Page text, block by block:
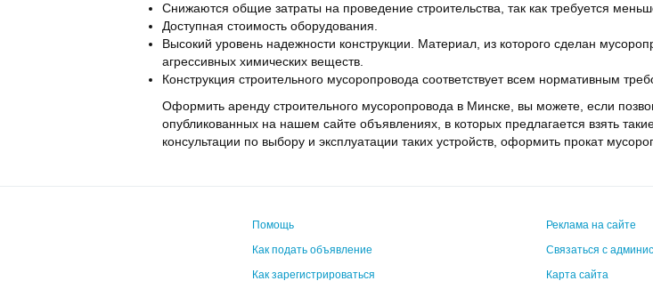
Снижаются общие затраты на проведение строительства, так как требуется
Доступная стоимость оборудования.
Высокий уровень надежности конструкции. Материал, из которого сделан
агрессивных химических веществ.
Конструкция строительного мусоропровода соответствует всем нормативным
Оформить аренду строительного мусоропровода в Минске, вы можете, если
опубликованных на нашем сайте объявлениях, в которых предлагается взять
консультации по выбору и эксплуатации таких устройств, оформить прокат
Помощь
Как подать объявление
Как зарегистрироваться
Реклама на сайте
Связаться с
Карта сайта